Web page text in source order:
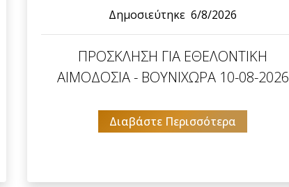
Δημοσιεύτηκε 6/8/2026
ΠΡΟΣΚΛΗΣΗ ΓΙΑ ΕΘΕΛΟΝΤΙΚΗ
ΑΙΜΟΔΟΣΙΑ - ΒΟΥΝΙΧΩΡΑ 10-08-2026
Διαβάστε Περισσότερα